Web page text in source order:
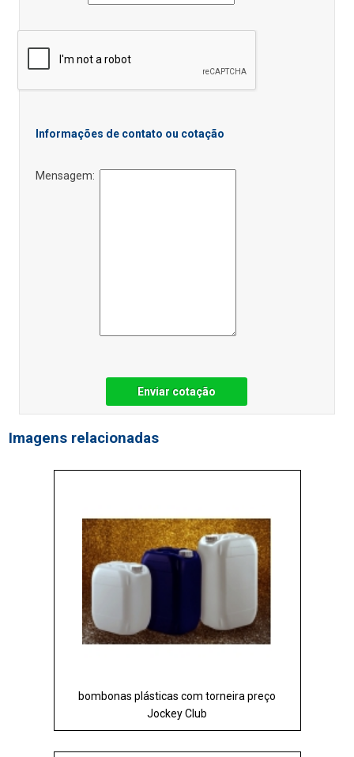
Informações de contato ou cotação
Mensagem:
Enviar cotação
Imagens relacionadas
bombonas plásticas com torneira preço
Jockey Club